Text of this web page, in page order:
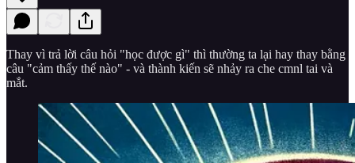
Thay vì trả lời câu hỏi "học được gì" thì thường ta lại hay thay bằng
câu "cảm thấy thế nào" - và thành kiến sẽ nhảy ra che cmnl tai và
mắt.